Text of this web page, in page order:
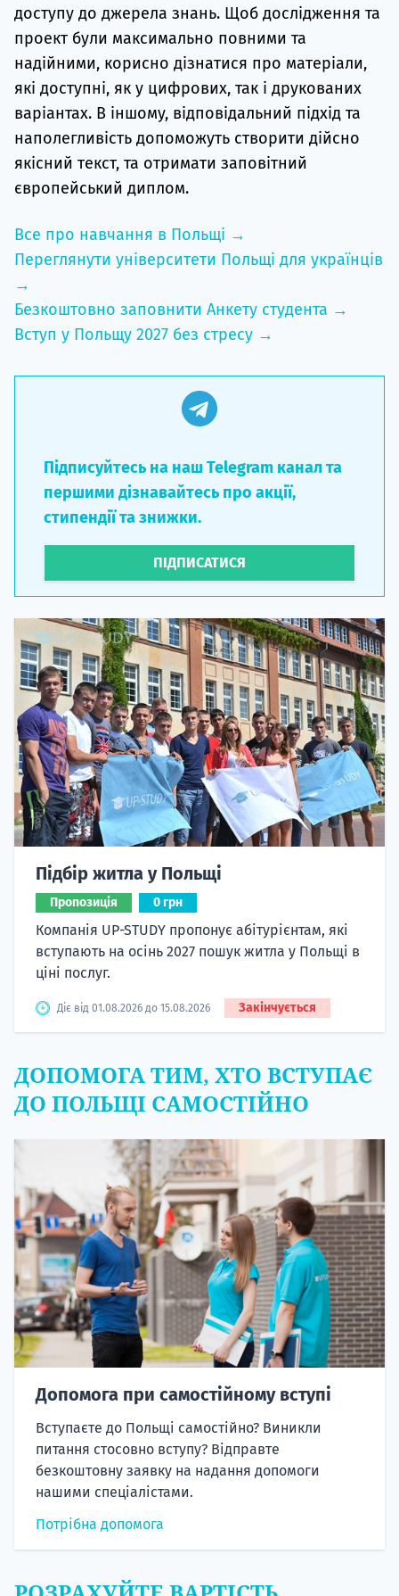
доступу до джерела знань. Щоб дослідження та
проект були максимально повними та
надійними, корисно дізнатися про матеріали,
які доступні, як у цифрових, так і друкованих
варіантах. В іншому, відповідальний підхід та
наполегливість допоможуть створити дійсно
якісний текст, та отримати заповітний
європейський диплом.
Все про навчання в Польщі →
Переглянути університети Польщі для українців
→
Безкоштовно заповнити Анкету студента →
Вступ у Польщу 2027 без стресу →
Підписуйтесь на наш Telegram канал та
першими дізнавайтесь про акції,
стипендії та знижки.
ПІДПИСАТИСЯ
Підбір житла у Польщі
Пропозиція 0 грн
Компанія UP-STUDY пропонує абітурієнтам, які
вступають на осінь 2027 пошук житла у Польщі в
ціні послуг.
Діє від 01.08.2026 до 15.08.2026 Закінчується
ДОПОМОГА ТИМ, ХТО ВСТУПАЄ
ДО ПОЛЬЩІ САМОСТІЙНО
Допомога при самостійному вступі
Вступаєте до Польщі самостійно? Виникли
питання стосовно вступу? Відправте
безкоштовну заявку на надання допомоги
нашими спеціалістами.
Потрібна допомога